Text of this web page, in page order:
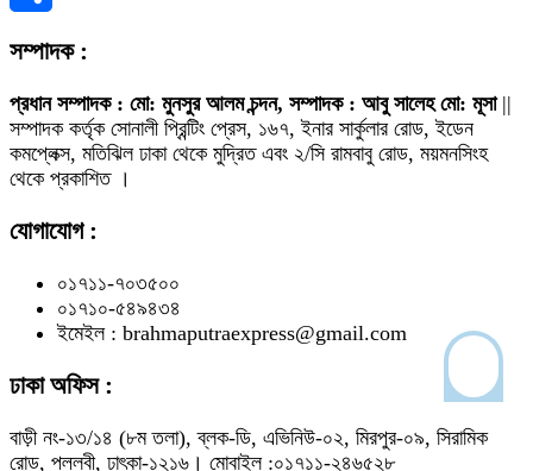
সম্পাদক :
প্রধান সম্পাদক : মো: মুনসুর আলম চন্দন, সম্পাদক : আবু সালেহ মো: মূসা||
সম্পাদক কর্তৃক সোনালী প্রিন্টিং প্রেস, ১৬৭, ইনার সার্কুলার রোড, ইডেন
কমপ্লেক্স, মতিঝিল ঢাকা থেকে মুদ্রিত এবং ২/সি রামবাবু রোড, ময়মনসিংহ
থেকে প্রকাশিত ।
যোগাযোগ :
০১৭১১-৭০৩৫০০
০১৭১০-৫৪৯৪৩৪
ইমেইল : brahmaputraexpress@gmail.com
ঢাকা অফিস :
বাড়ী নং-১৩/১৪ (৮ম তলা), ব্লক-ডি, এভিনিউ-০২, মিরপুর-০৯, সিরামিক
রোড, পল্লবী, ঢাৎকা-১২১৬। মোবাইল :০১৭১১-২৪৬৫২৮